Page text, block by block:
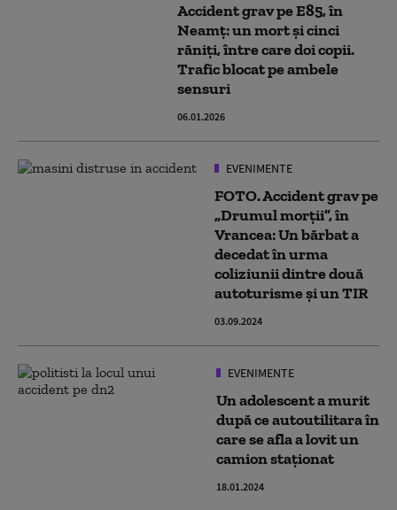
Accident grav pe E85, în
Neamţ: un mort şi cinci
răniţi, între care doi copii.
Trafic blocat pe ambele
sensuri
06.01.2026
EVENIMENTE
FOTO. Accident grav pe
„Drumul morții”, în
Vrancea: Un bărbat a
decedat în urma
coliziunii dintre două
autoturisme şi un TIR
03.09.2024
EVENIMENTE
Un adolescent a murit
după ce autoutilitara în
care se afla a lovit un
camion staţionat
18.01.2024